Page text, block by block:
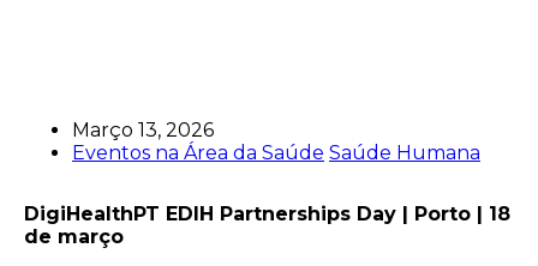
Março 13, 2026
Eventos na Área da Saúde Saúde Humana
DigiHealthPT EDIH Partnerships Day | Porto | 18
de março